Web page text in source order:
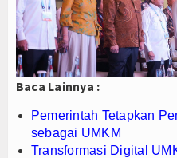
Baca Lainnya :
Pemerintah Tetapkan
sebagai UMKM
Transformasi Digital